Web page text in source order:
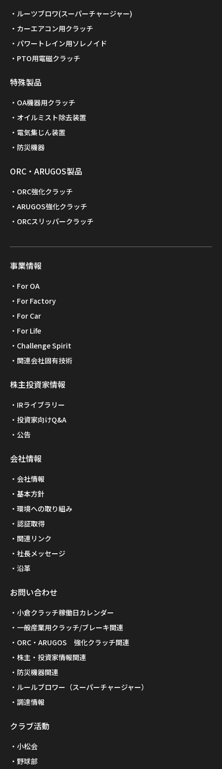
ルーツブロワ(スーパーチャージャー)
カーエアコン用クラッチ
パワートレイン用ソレノイド
PTO用電磁クラッチ
特殊製品
OA機器用クラッチ
オイルミスト除去装置
電気集じん装置
防災機器
ORC・ARUGOS製品
ORC強化クラッチ
ARUGOS強化クラッチ
ORCスリッパークラッチ
事業情報
For OA
For Factory
For Car
For Life
Challenge Spirit
関連会社固有技術
株主投資家情報
IRライブラリー
投資家向けQ&A
公告
会社情報
会社情報
基本方針
環境への取り組み
認証取得
関連リンク
社長メッセージ
沿革
お問い合わせ
小倉クラッチ稼働日カレンダー
一般産業用クラッチ/ブレーキ関連
ORC・ARUGOS 強化クラッチ関連
株主・投資家情報関連
防災機器関連
ルールブロワー（スーパーチャージャー）
調達情報
クラブ活動
小松会
野球部